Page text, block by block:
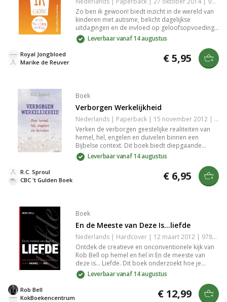
Zo ben ik gewoon! biedt inzicht in de wereld van
kinderen met autisme, belicht dagelijkse
uitdagingen en de invloed op geloofsopvoeding.
Praktische tips voor ouders, leerkrachten en
anderen helpen bij begrip en begeleiding, met
toegankelijke praktijkvoorbeelden en beknopte
theorie. Perfect voor wie kinderen met autisme
Leverbaar vanaf 14 augustus
Marike de Reuver
Royal Jongbloed € 5,95
Boek
Verborgen Werkelijkheid
Nederlands | Paperback | 15 november 2012 | Basisbijbel | 9789033633287
Verken de verborgen geestelijke realiteiten van
hemel, hel, engelen en duivelen binnen een
Bijbelse context. Dit boek biedt diepgaande
inzichten in de invloed van deze spirituele
krachten op ons dagelijks leven en behandelt de
actuele discussie over de hel in het licht van de
Leverbaar vanaf 14 augustus
CBC 't Gulden Boek
R.C. Sproul € 6,95
Boek
En de Meeste van Deze Is...liefde
Nederlands | Hardcover | 12 maart 2012 | 9789043510226
Ontdek de creatieve en onconventionele kijk van
Rob Bell op hemel en hel in En de meeste van
deze is... Liefde. Dit boek onderzoekt hoe je
beeld van God je visie op redding en hel
beïnvloedt, en presenteert een vernieuwende
visie die afwijkt van het traditionele geloof in een
Leverbaar vanaf 14 augustus
KokBoekencentrum
Rob Bell € 12,99